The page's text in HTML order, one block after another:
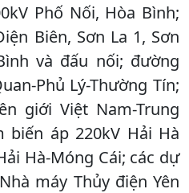
Phố Nối, Hòa Bình;
Biên, Sơn La 1, Sơn
và đấu nối; đường
Phủ Lý-Thường Tín;
giới Việt Nam-Trung
biến áp 220kV Hải Hà
Hà-Móng Cái; các dự
máy Thủy điện Yên